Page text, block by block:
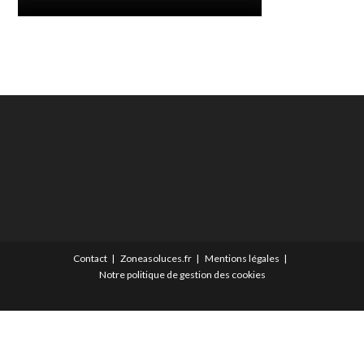
Contact Zoneasoluces.fr
Mentions légales
Notre politique de gestion des cookies